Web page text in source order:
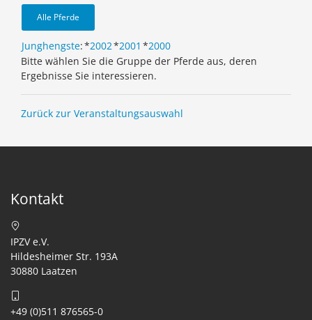
Alle Pferde
Junghengste:*2002*2001 *2000
Bitte wählen Sie die Gruppe der Pferde aus, deren
Ergebnisse Sie interessieren.
Zurück zur Veranstaltungsauswahl
Kontakt
IPZV e.V.
Hildesheimer Str. 193A
30880 Laatzen
+49 (0)511 876565-0